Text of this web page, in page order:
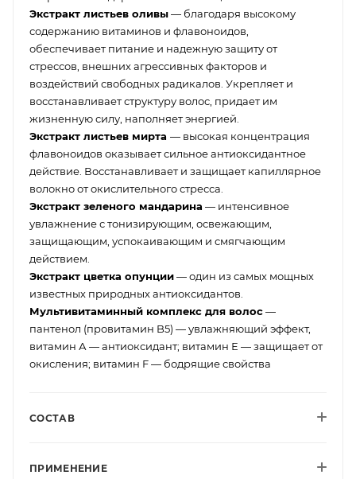
Экстракт листьев оливы— благодаря высокому
содержанию витаминов и флавоноидов,
обеспечивает питание и надежную защиту от
стрессов, внешних агрессивных факторов и
воздействий свободных радикалов. Укрепляет и
восстанавливает структуру волос, придает им
жизненную силу, наполняет энергией.
Экстракт листьев мирта — высокая концентрация
флавоноидов оказывает сильное антиоксидантное
действие. Восстанавливает и защищает капиллярное
волокно от окислительного стресса.
Экстракт зеленого мандарина — интенсивное
увлажнение с тонизирующим, освежающим,
защищающим, успокаивающим и смягчающим
действием.
Экстракт цветка опунции— один из самых мощных
известных природных антиоксидантов.
Мультивитаминный комплекс для волос—
пантенол (провитамин B5) — увлажняющий эффект,
витамин А — антиоксидант; витамин Е — защищает от
окисления; витамин F — бодрящие свойства
СОСТАВ
ПРИМЕНЕНИЕ